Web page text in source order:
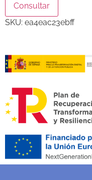
Consultar
SKU: ea4eac23ebff